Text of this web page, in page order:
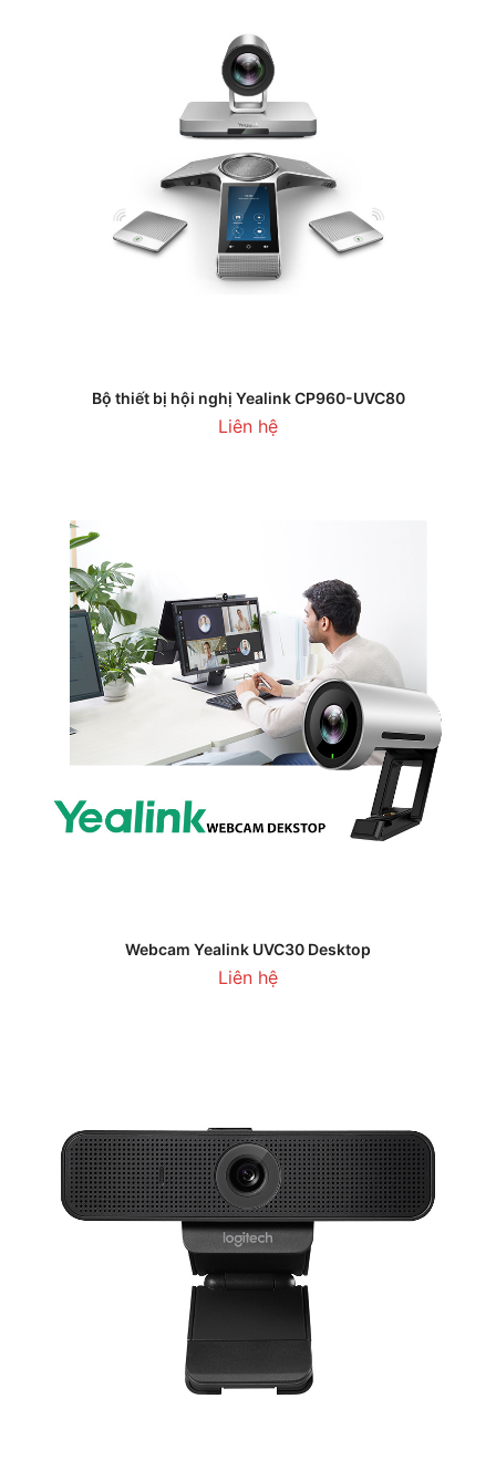
Bộ thiết bị hội nghị Yealink CP960-UVC80
Liên hệ
Webcam Yealink UVC30 Desktop
Liên hệ